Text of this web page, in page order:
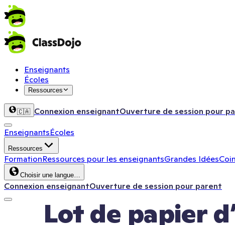
Enseignants
Écoles
Ressources
🇨🇦 Connexion enseignantOuverture de session pour
EnseignantsÉcoles
Ressources
FormationRessources pour les enseignantsGrandes Idées
Choisir une langue…
Connexion enseignantOuverture de session pour parent
Lot de papier